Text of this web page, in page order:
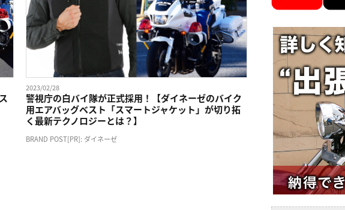
2023/02/28
警視庁の白バイ隊が正式採用！【ダイネーゼのバイク
用エアバッグベスト「スマートジャケット」が切り拓
く最新テクノロジーとは？】
BRAND POST[PR]: ダイネーゼ